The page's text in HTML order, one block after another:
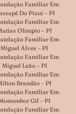
Familiar Em
Do Piauí – PI
Familiar Em
Olímpio – PI
Familiar Em
Miguel Alves – PI
Familiar Em
Miguel Leão – PI
Familiar Em
Brandão – PI
Familiar Em
Gil – PI
Familiar Em